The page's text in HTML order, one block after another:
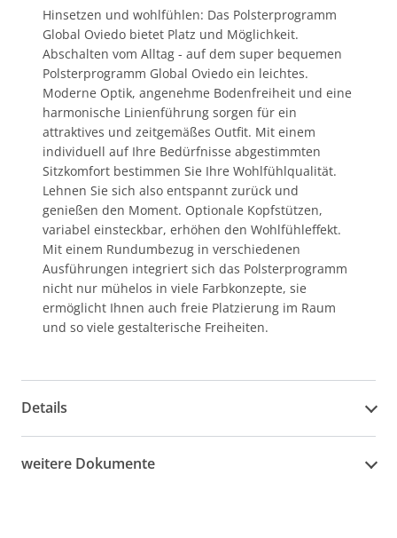
Hinsetzen und wohlfühlen: Das Polsterprogramm
Global Oviedo bietet Platz und Möglichkeit.
Abschalten vom Alltag - auf dem super bequemen
Polsterprogramm Global Oviedo ein leichtes.
Moderne Optik, angenehme Bodenfreiheit und eine
harmonische Linienführung sorgen für ein
attraktives und zeitgemäßes Outfit. Mit einem
individuell auf Ihre Bedürfnisse abgestimmten
Sitzkomfort bestimmen Sie Ihre Wohlfühlqualität.
Lehnen Sie sich also entspannt zurück und
genießen den Moment. Optionale Kopfstützen,
variabel einsteckbar, erhöhen den Wohlfühleffekt.
Mit einem Rundumbezug in verschiedenen
Ausführungen integriert sich das Polsterprogramm
nicht nur mühelos in viele Farbkonzepte, sie
ermöglicht Ihnen auch freie Platzierung im Raum
und so viele gestalterische Freiheiten.
Details
weitere Dokumente